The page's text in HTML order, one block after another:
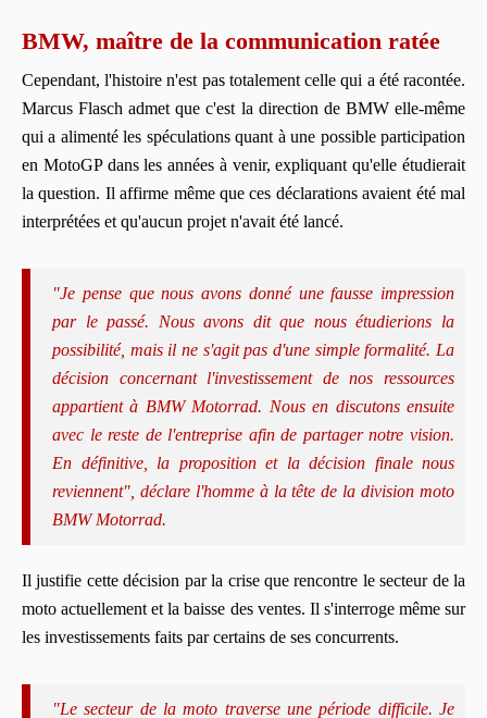
BMW, maître de la communication ratée
Cependant, l'histoire n'est pas totalement celle qui a été racontée.
Marcus Flasch admet que c'est la direction de BMW elle-même
qui a alimenté les spéculations quant à une possible participation
en MotoGP dans les années à venir, expliquant qu'elle étudierait
la question. Il affirme même que ces déclarations avaient été mal
interprétées et qu'aucun projet n'avait été lancé.
"Je pense que nous avons donné une fausse impression
par le passé. Nous avons dit que nous étudierions la
possibilité, mais il ne s'agit pas d'une simple formalité. La
décision concernant l'investissement de nos ressources
appartient à BMW Motorrad. Nous en discutons ensuite
avec le reste de l'entreprise afin de partager notre vision.
En définitive, la proposition et la décision finale nous
reviennent", déclare l'homme à la tête de la division moto
BMW Motorrad.
Il justifie cette décision par la crise que rencontre le secteur de la
moto actuellement et la baisse des ventes. Il s'interroge même sur
les investissements faits par certains de ses concurrents.
"Le secteur de la moto traverse une période difficile. Je